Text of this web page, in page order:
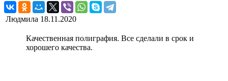
Людмила 18.11.2020
Качественная полиграфия. Все сделали в срок и
хорошего качества.